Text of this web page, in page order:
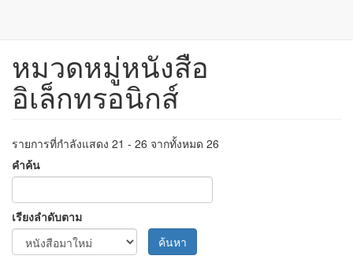
ข้าม
เนื้อหา
หมวดหมู่หนังสือ
อิเล็กทรอนิกส์
รายการที่กำลังแสดง 21 - 26 จากทั้งหมด 26
คำค้น
เรียงลำดับตาม
ค้นหา